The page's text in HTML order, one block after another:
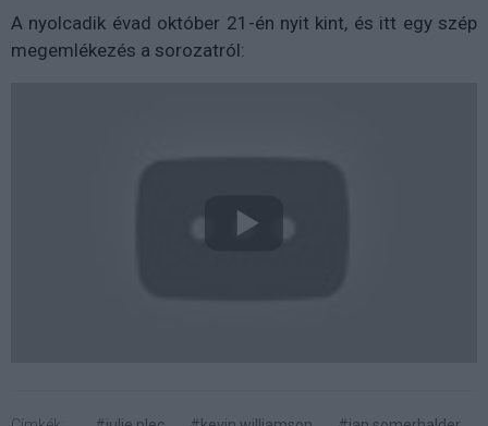
A nyolcadik évad október 21-én nyit kint, és itt egy szép
megemlékezés a sorozatról: